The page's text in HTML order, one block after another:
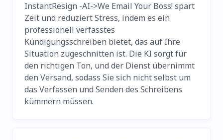
InstantResign -AI->We Email Your Boss! spart
Zeit und reduziert Stress, indem es ein
professionell verfasstes
Kündigungsschreiben bietet, das auf Ihre
Situation zugeschnitten ist. Die KI sorgt für
den richtigen Ton, und der Dienst übernimmt
den Versand, sodass Sie sich nicht selbst um
das Verfassen und Senden des Schreibens
kümmern müssen.